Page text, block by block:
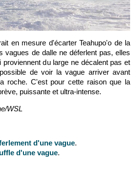
en mesure d'écarter Teahupo'o de la
vagues de dalle ne déferlent pas, elles
du large ne décalent pas et
de voir la vague arriver avant
roche. C'est pour cette raison que la
puissante et ultra-intense.
WSL
d'une vague.
d'une vague.